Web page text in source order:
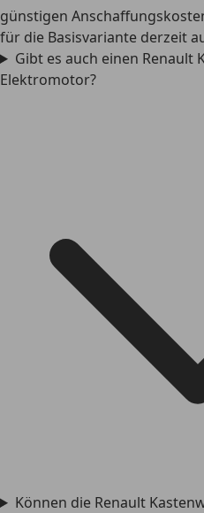
günstigen
für die Basisvariante derzeit
Gibt es auch einen Renault
Elektromotor?
Können die Renault